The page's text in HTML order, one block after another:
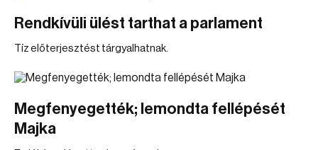
Rendkívüli ülést tarthat a parlament
Tíz előterjesztést tárgyalhatnak.
Megfenyegették; lemondta fellépését
Majka